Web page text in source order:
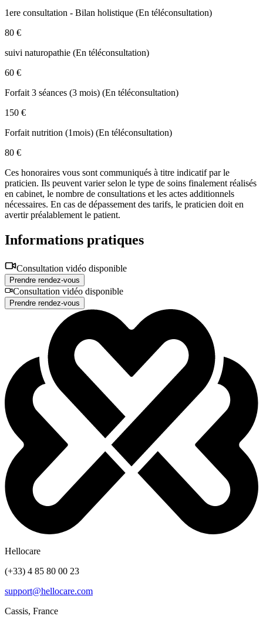
1ere consultation - Bilan holistique (En téléconsultation)
80 €
suivi naturopathie (En téléconsultation)
60 €
Forfait 3 séances (3 mois) (En téléconsultation)
150 €
Forfait nutrition (1mois) (En téléconsultation)
80 €
Ces honoraires vous sont communiqués à titre indicatif par le
praticien. Ils peuvent varier selon le type de soins finalement réalisés
en cabinet, le nombre de consultations et les actes additionnels
nécessaires. En cas de dépassement des tarifs, le praticien doit en
avertir préalablement le patient.
Informations pratiques
Consultation vidéo disponible
Prendre rendez-vous
Consultation vidéo disponible
Prendre rendez-vous
Hellocare
(+33) 4 85 80 00 23
support@hellocare.com
Cassis, France